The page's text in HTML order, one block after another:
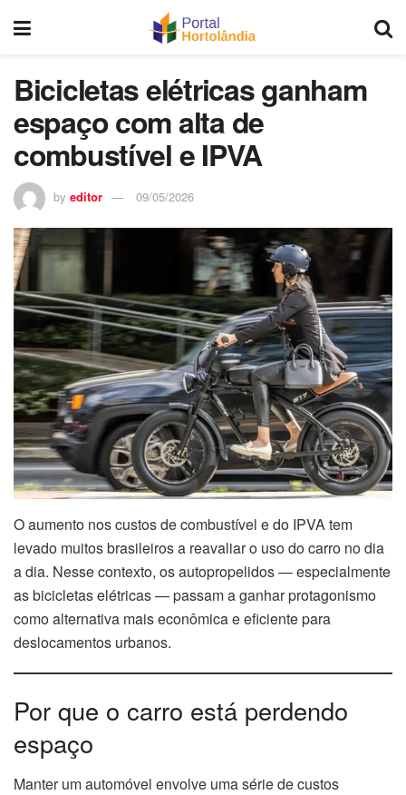
Bicicletas elétricas ganham
espaço com alta de
combustível e IPVA
by editor 09/05/2026
O aumento nos custos de combustível e do IPVA tem
levado muitos brasileiros a reavaliar o uso do carro no dia
a dia. Nesse contexto, os autopropelidos — especialmente
as bicicletas elétricas — passam a ganhar protagonismo
como alternativa mais econômica e eficiente para
deslocamentos urbanos.
Por que o carro está perdendo
espaço
Manter um automóvel envolve uma série de custos